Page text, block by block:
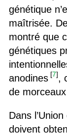
génétique
maîtrisée.
montré que
génétiques
anodines [7],
de
Dans
doivent